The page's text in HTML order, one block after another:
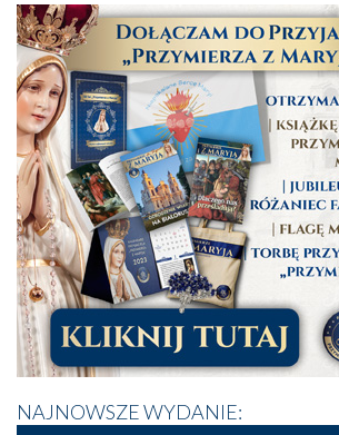
NAJNOWSZE WYDANIE: